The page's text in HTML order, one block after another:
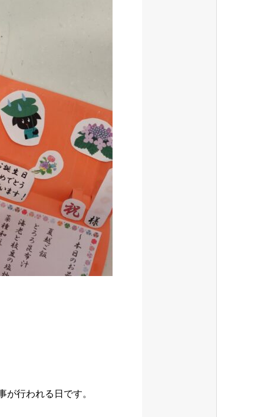
行われる日です。